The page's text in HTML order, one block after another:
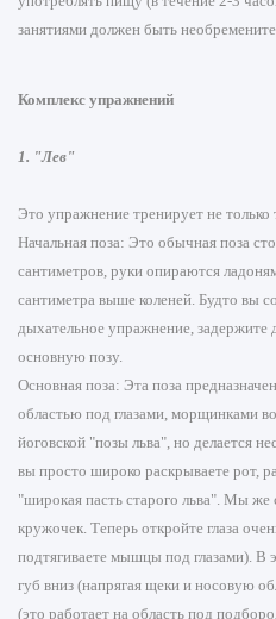
занятиями должен быть
Комплекс упражнений
1. "Лев"
Это упражнение тренирует не
Начальная поза: Это обычная поза
сантиметров, руки опираются
сантиметра выше коленей. Будто вы
дыхательное упражнение,
основную позу.
Основная поза: Эта поза
областью под глазами, морщинками
йоговской "позы льва", но делается
вы просто широко раскрываете рот,
"широкая пасть старого льва". Мы же
кружочек. Теперь откройте глаза
подтягиваете мышцы под глазами). В
губ вниз (напрягая щеки и носовую
(это работает на область под